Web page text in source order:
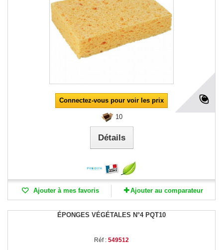
Connectez-vous pour voir les prix
10
Détails
Ajouter à mes favoris Ajouter au comparateur
ÉPONGES VÉGÉTALES N°4 PQT10
Réf : 549512